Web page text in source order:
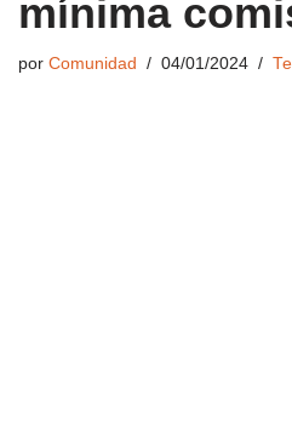
mínima
por Comunidad 04/01/2024